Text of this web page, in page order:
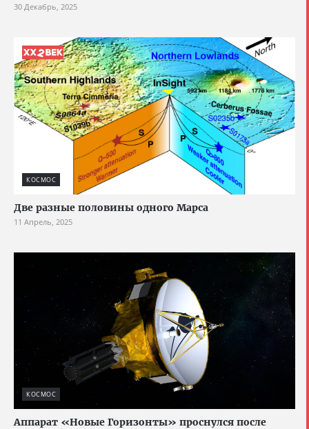
30 Декабрь, 2025
КОСМОС
Две разные половины одного Марса
11 Апрель, 2025
КОСМОС
Аппарат «Новые Горизонты» проснулся после